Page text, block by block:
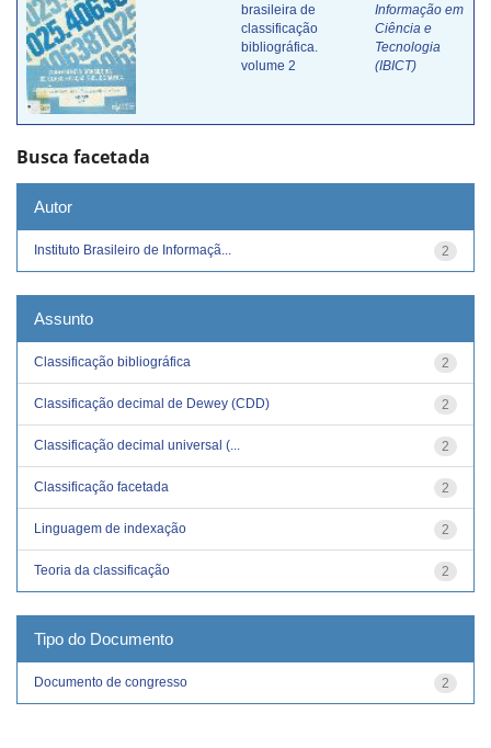
brasileira de
classificação
bibliográfica.
volume 2
Informação em
Ciência e
Tecnologia
(IBICT)
Busca facetada
Autor
2
Instituto Brasileiro de Informaçã...
Assunto
2
Classificação bibliográfica
2
Classificação decimal de Dewey (CDD)
2
Classificação decimal universal (...
2
Classificação facetada
2
Linguagem de indexação
2
Teoria da classificação
Tipo do Documento
2
Documento de congresso